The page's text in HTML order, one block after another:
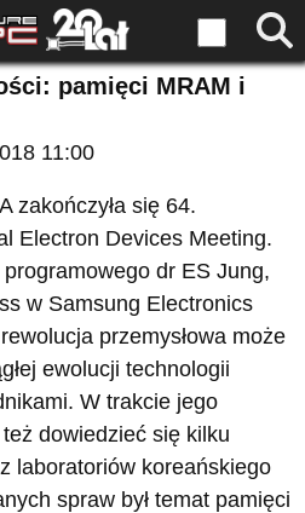
pamięci MRAM i
11:00
zakończyła się 64.
Electron Devices Meeting.
dr ES Jung,
w Samsung Electronics
przemysłowa może
ewolucji technologii
W trakcie jego
dowiedzieć się kilku
laboratoriów koreańskiego
spraw był temat pamięci